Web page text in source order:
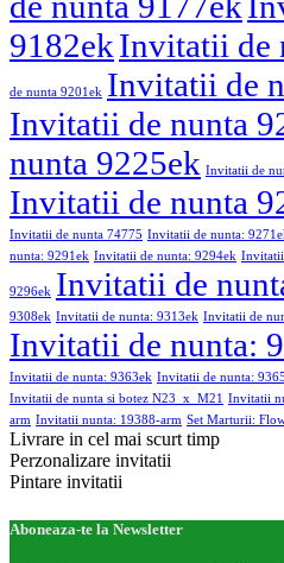
9182ekInvitatii de
de nunta 9201ek Invitatii de
Invitatii de nunta
nunta 9225ek Invitatii de
Invitatii de nunta
Invitatii de nunta 74775 Invitatii de nunta:
nunta: 9291ek Invitatii de nunta: 9294ek Invitatii
9296ek Invitatii de
9308ek Invitatii de nunta: 9313ek Invitatii de
Invitatii de nunta:
Invitatii de nunta: 9363ek Invitatii de nunta:
Invitatii de nunta si botez N23_x_M21 Invitatii
arm Invitatii nunta: 19388-arm Set Marturii:
Livrare in cel mai scurt timp
Perzonalizare invitatii
Pintare invitatii
Aboneaza-te la Newsletter